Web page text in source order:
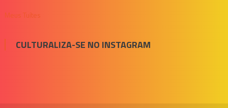
Meus Tuítes
CULTURALIZA-SE NO INSTAGRAM